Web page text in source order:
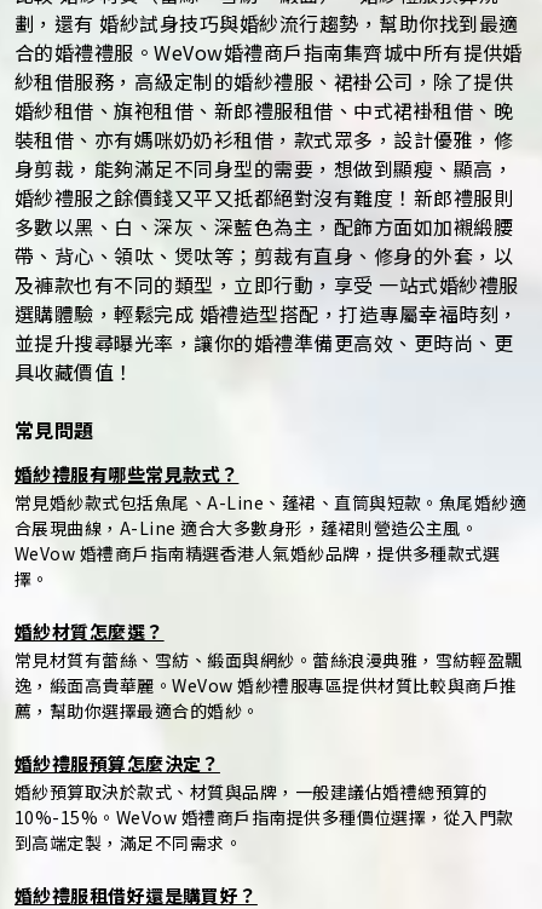
劃，還有 婚紗試身技巧與婚紗流行趨勢，幫助你找到最適
合的婚禮禮服。WeVow婚禮商戶指南集齊城中所有提供婚
紗租借服務，高級定制的婚紗禮服、裙褂公司，除了提供
婚紗租借、旗袍租借、新郎禮服租借、中式裙褂租借、晚
裝租借、亦有媽咪奶奶衫租借，款式眾多，設計優雅，修
身剪裁，能夠滿足不同身型的需要，想做到顯瘦、顯高，
婚紗禮服之餘價錢又平又抵都絕對沒有難度！新郎禮服則
多數以黑、白、深灰、深藍色為主，配飾方面如加襯緞腰
帶、背心、領呔、煲呔等；剪裁有直身、修身的外套，以
及褲款也有不同的類型，立即行動，享受 一站式婚紗禮服
選購體驗，輕鬆完成 婚禮造型搭配，打造專屬幸福時刻，
並提升搜尋曝光率，讓你的婚禮準備更高效、更時尚、更
具收藏價值！
常見問題
婚紗禮服有哪些常見款式？
常見婚紗款式包括魚尾、A-Line、蓬裙、直筒與短款。魚尾婚紗適
合展現曲線，A-Line 適合大多數身形，蓬裙則營造公主風。
WeVow 婚禮商戶指南精選香港人氣婚紗品牌，提供多種款式選
擇。
婚紗材質怎麼選？
常見材質有蕾絲、雪紡、緞面與網紗。蕾絲浪漫典雅，雪紡輕盈飄
逸，緞面高貴華麗。WeVow 婚紗禮服專區提供材質比較與商戶推
薦，幫助你選擇最適合的婚紗。
婚紗禮服預算怎麼決定？
婚紗預算取決於款式、材質與品牌，一般建議佔婚禮總預算的
10%-15%。WeVow 婚禮商戶指南提供多種價位選擇，從入門款
到高端定製，滿足不同需求。
婚紗禮服租借好還是購買好？